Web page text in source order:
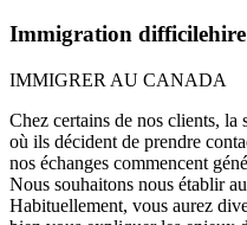
Immigration
IMMIGRER AU CANADA
Chez certains de nos clients, la
où ils décident de prendre
nos échanges commencent
Nous souhaitons nous établir
Habituellement, vous aurez